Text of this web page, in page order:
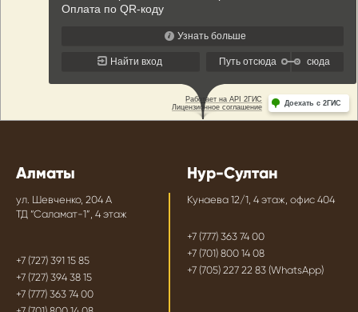
Алматы
ул. Шевченко, 204 А
ТД “Саламат-1”, 4 этаж
+7 (727) 391 15 85
+7 (727) 394 38 15
+7 (777) 363 74 00
Нур-Султан
Кунаева 12/1, 4 этаж, офис 404
+7 (777) 363 74 00
+7 (701) 800 14 08
+7 (705) 227 22 83 (WhatsApp)